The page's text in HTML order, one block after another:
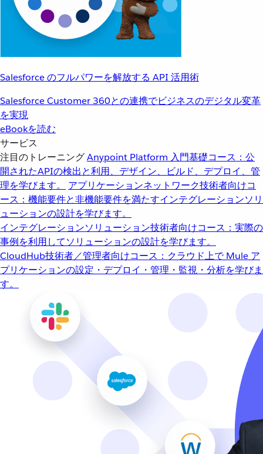
Salesforce のフルパワーを解放する API 活用術
Salesforce Customer 360との連携でビジネスのデジタル変革
を実現
eBookを読む
サービス
注目のトレーニングAnypoint Platform 入門基礎コース：公
開されたAPIの検出と利用、デザイン、ビルド、デプロイ、管
理を学びます。
アプリケーションネットワーク技術者向けコ
ース：機能要件と非機能要件を満たすインテグレーションソリ
ューションの設計を学びます。
インテグレーションソリューション技術者向けコース：実際の
事例を利用してソリューションの設計を学びます。
CloudHub技術者／管理者向けコース：クラウド上で Mule ア
プリケーションの設定・デプロイ・管理・監視・分析を学びま
す。